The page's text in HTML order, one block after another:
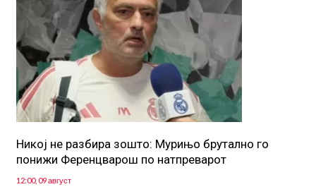
Никој не разбира зошто: Мурињо брутално го
понижи Ференцварош по натпреварот
12:00, 09 август